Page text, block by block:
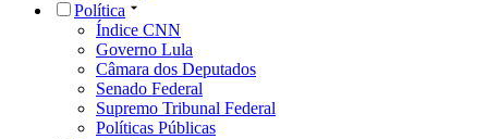
Política
Índice CNN
Governo Lula
Câmara dos Deputados
Senado Federal
Supremo Tribunal Federal
Políticas Públicas